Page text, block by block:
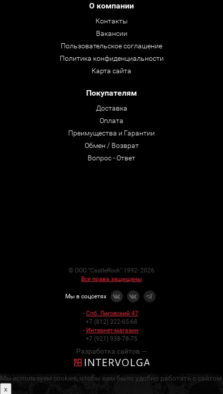
О компании
Контакты
Вакансии
Пользовательское соглашение
Политика конфиденциальности
Карта сайта
Покупателям
Доставка
Оплата
Преимущества и Гарантии
Обмен / Возврат
Вопрос - Ответ
© ООО "CastleRock" 1992- 2026
Все права защищены
Мы в соцсетях
- Спб. Лиговский 47:
+7 (812) 322-65-68
- Интернет-магазин:
+7 (921) 938-78-75
Разработка сайтов —
Мы используем cookies, чтобы вам было удобно работать с сайтом
x